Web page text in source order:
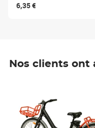
6,35 €
Nos clients ont